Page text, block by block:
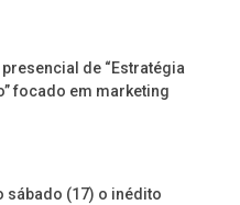
de “Estratégia
focado em marketing
sábado (17) o inédito